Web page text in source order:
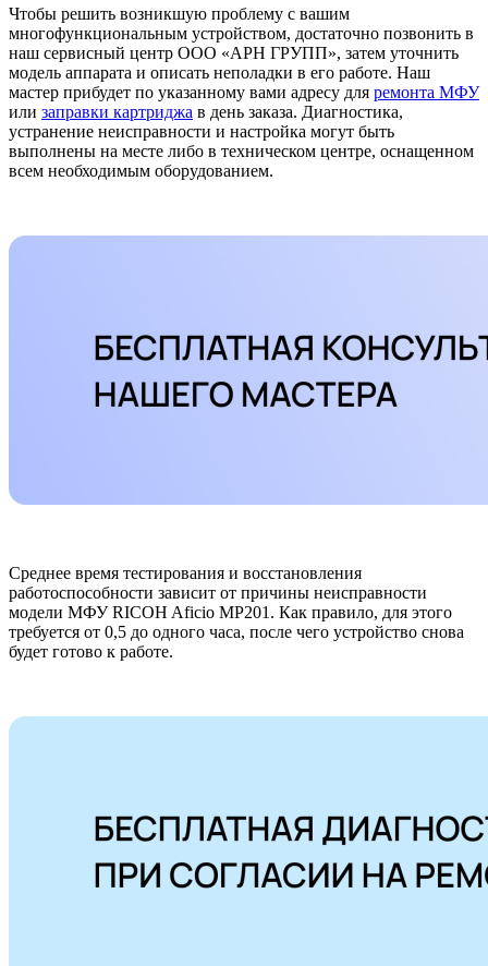
Чтобы решить возникшую проблему с вашим
многофункциональным устройством, достаточно позвонить в
наш сервисный центр ООО «АРН ГРУПП», затем уточнить
модель аппарата и описать неполадки в его работе. Наш
мастер прибудет по указанному вами адресу для ремонта МФУ
или заправки картриджа в день заказа. Диагностика,
устранение неисправности и настройка могут быть
выполнены на месте либо в техническом центре, оснащенном
всем необходимым оборудованием.
Среднее время тестирования и восстановления
работоспособности зависит от причины неисправности
модели МФУ RICOH Aficio MP201. Как правило, для этого
требуется от 0,5 до одного часа, после чего устройство снова
будет готово к работе.